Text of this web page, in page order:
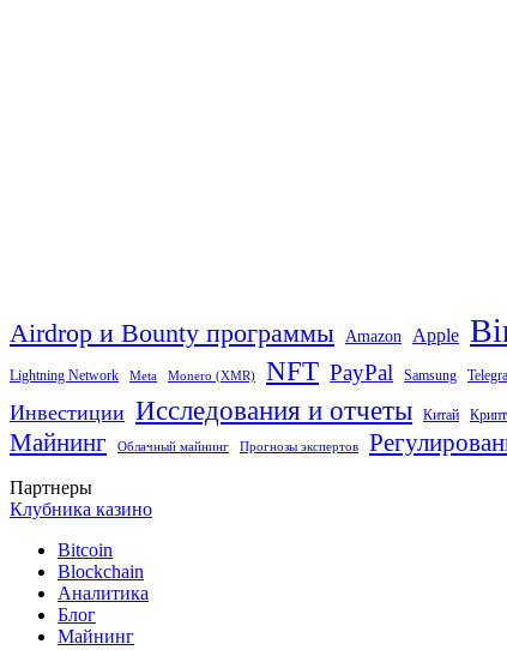
Airdrop и Bounty программы Amazon Apple
Lightning Network Meta Monero (XMR) NFT PayPal Samsung
Инвестиции Исследования и отчеты Китай
Майнинг Облачный майнинг Прогнозы экспертов
Партнеры
Клубника казино
Bitcoin
Blockchain
Аналитика
Блог
Майнинг